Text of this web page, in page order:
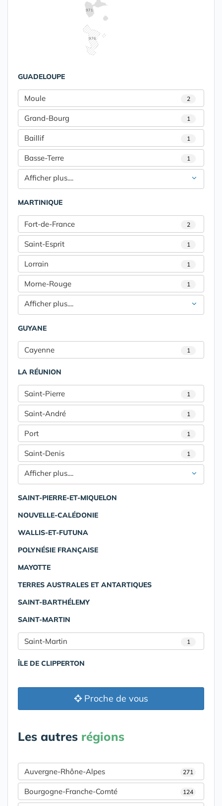
971
976
GUADELOUPE
Moule 2
Grand-Bourg 1
Baillif 1
Basse-Terre 1
Afficher plus....
MARTINIQUE
Fort-de-France 2
Saint-Esprit 1
Lorrain 1
Morne-Rouge 1
Afficher plus....
GUYANE
Cayenne 1
LA RÉUNION
Saint-Pierre 1
Saint-André 1
Port 1
Saint-Denis 1
Afficher plus....
SAINT-PIERRE-ET-MIQUELON
NOUVELLE-CALÉDONIE
WALLIS-ET-FUTUNA
POLYNÉSIE FRANÇAISE
MAYOTTE
TERRES AUSTRALES ET ANTARTIQUES
SAINT-BARTHÉLEMY
SAINT-MARTIN
Saint-Martin 1
ÎLE DE CLIPPERTON
Proche de vous
Les autres régions
Auvergne-Rhône-Alpes 271
Bourgogne-Franche-Comté 124